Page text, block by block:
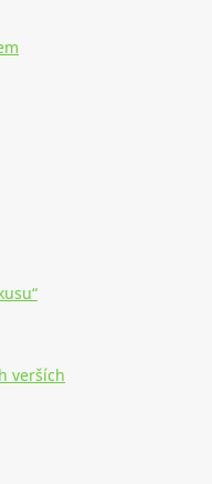
verších